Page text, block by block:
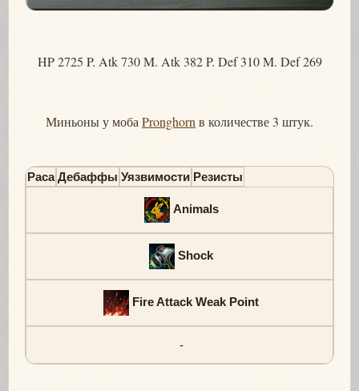
HP 2725 P. Atk 730 M. Atk 382 P. Def 310 M. Def 269
Миньоны у моба Pronghorn в количестве 3 штук.
Раса Дебаффы Уязвимости Резисты
Animals
Shock
Fire Attack Weak Point
-